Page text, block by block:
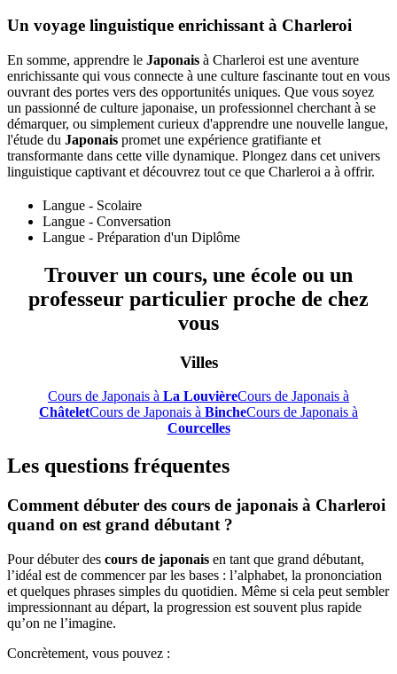
Un voyage linguistique enrichissant à Charleroi
En somme, apprendre le Japonais à Charleroi est une aventure
enrichissante qui vous connecte à une culture fascinante tout en vous
ouvrant des portes vers des opportunités uniques. Que vous soyez
un passionné de culture japonaise, un professionnel cherchant à se
démarquer, ou simplement curieux d'apprendre une nouvelle langue,
l'étude du Japonais promet une expérience gratifiante et
transformante dans cette ville dynamique. Plongez dans cet univers
linguistique captivant et découvrez tout ce que Charleroi a à offrir.
Langue - Scolaire
Langue - Conversation
Langue - Préparation d'un Diplôme
Trouver un cours, une école ou un
professeur particulier proche de chez
vous
Villes
Cours de Japonais à La LouvièreCours de Japonais à
ChâteletCours de Japonais à BincheCours de Japonais à
Courcelles
Les questions fréquentes
Comment débuter des cours de japonais à Charleroi
quand on est grand débutant ?
Pour débuter des cours de japonais en tant que grand débutant,
l’idéal est de commencer par les bases : l’alphabet, la prononciation
et quelques phrases simples du quotidien. Même si cela peut sembler
impressionnant au départ, la progression est souvent plus rapide
qu’on ne l’imagine.
Concrètement, vous pouvez :